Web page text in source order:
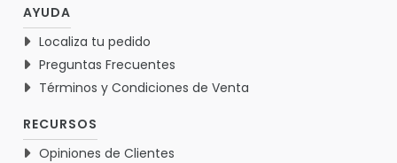
AYUDA
Localiza tu pedido
Preguntas Frecuentes
Términos y Condiciones de Venta
RECURSOS
Opiniones de Clientes